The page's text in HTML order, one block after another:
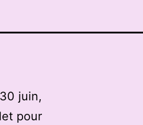
juin,
pour